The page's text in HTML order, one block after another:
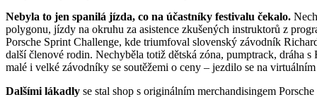
Nebyla to jen spanilá jízda, co na účastníky festivalu čekalo.
polygonu, jízdy na okruhu za asistence zkušených instruktorů z
Porsche Sprint Challenge, kde triumfoval slovenský závodník
další členové rodin. Nechyběla totiž dětská zóna, pumptrack, dráha
malé i velké závodníky se soutěžemi o ceny – jezdilo se na
Dalšími lákadly se stal shop s originálním merchandisingem